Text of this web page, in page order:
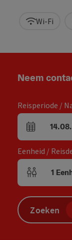
Wi-Fi
Neem
Reisperiode /
Velden voor
Eenheid /
Aantal 1
Zoeken